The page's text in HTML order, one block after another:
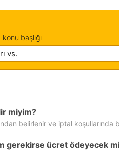
başlığı
miyim?
belirlenir ve iptal koşullarında
gerekirse ücret ödeyecek